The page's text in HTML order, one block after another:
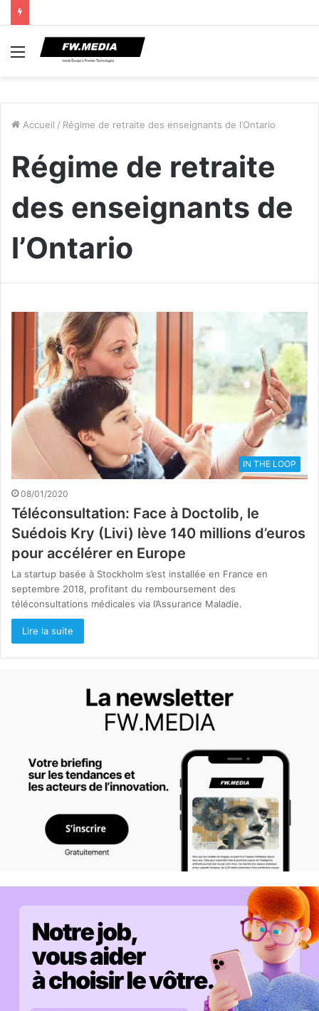
Menu
Accueil / Régime de retraite des enseignants de l’Ontario
Régime de retraite
des enseignants de
l’Ontario
IN THE LOOP
08/01/2020
Téléconsultation: Face à Doctolib, le
Suédois Kry (Livi) lève 140 millions d’euros
pour accélérer en Europe
La startup basée à Stockholm s’est installée en France en
septembre 2018, profitant du remboursement des
téléconsultations médicales via l’Assurance Maladie.
Lire la suite